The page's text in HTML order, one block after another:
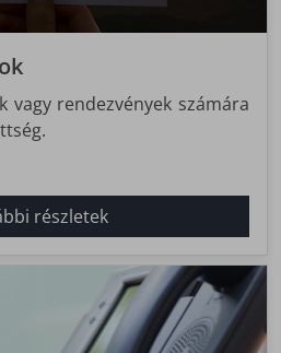
vagy rendezvények számára
részletek